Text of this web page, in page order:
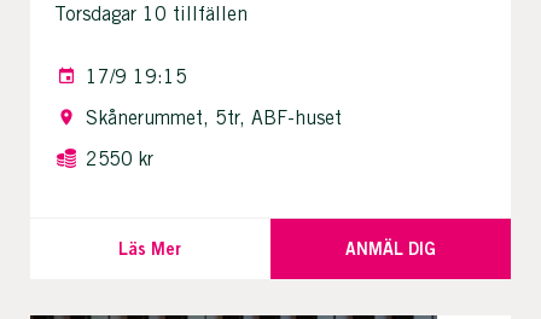
Torsdagar 10 tillfällen
17/9 19:15
Skånerummet, 5tr, ABF-huset
2550 kr
Läs Mer ANMÄL DIG